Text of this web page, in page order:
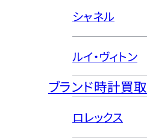
シャネル
ルイ・ヴィトン
ブランド時計買取
ロレックス